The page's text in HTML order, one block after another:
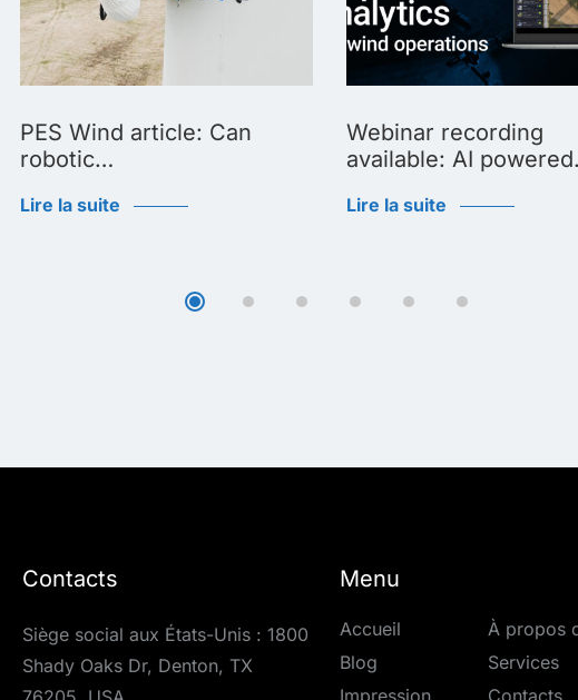
PES Wind article: Can
robotic…
Lire la suite
Webinar recording
available: AI
Lire la suite
Contacts
Siège social aux États-Unis : 1800
Shady Oaks Dr, Denton, TX
Menu
Accueil
À propos
Blog
Services